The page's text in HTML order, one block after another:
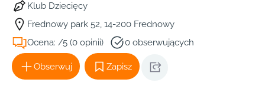
Klub Dziecięcy
Frednowy park 52, 14-200 Frednowy
Ocena: /5 (0 opinii)
0 obserwujących
Obserwuj Zapisz